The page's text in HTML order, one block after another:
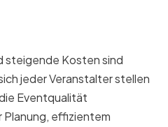
steigende Kosten sind
jeder Veranstalter stellen
Eventqualität
effizientem